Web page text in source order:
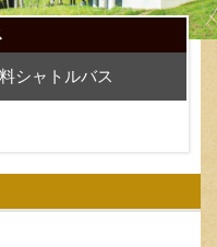
シャトルバス